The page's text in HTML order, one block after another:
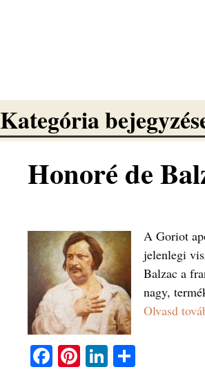
Kategória
Honoré de
A Goriot
jelenlegi
Balzac a
nagy,
Olvasd
Fa Pi Li O